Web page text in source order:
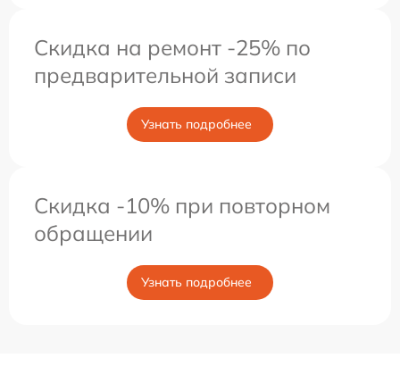
Скидка на ремонт -25% по
предварительной записи
Узнать подробнее
Скидка -10% при повторном
обращении
Узнать подробнее